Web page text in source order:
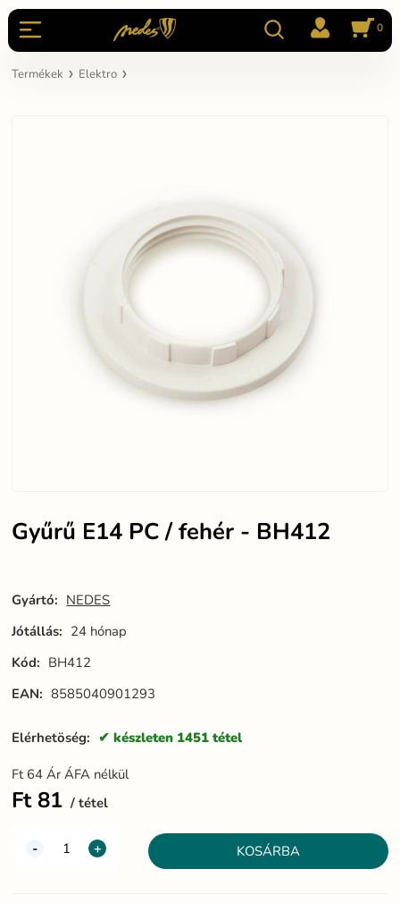
0
Termékek Elektro
Gyűrű E14 PC / fehér - BH412
Gyártó: NEDES
Jótállás: 24 hónap
Kód: BH412
EAN: 8585040901293
Elérhetöség: készleten 1451 tétel
Ft 64 Ár ÁFA nélkül
Ft 81 tétel